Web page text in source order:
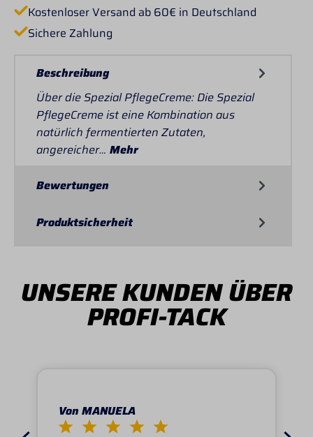
Kostenloser Versand ab 60€ in Deutschland
Sichere Zahlung
Beschreibung
Über die Spezial PflegeCreme: Die Spezial
PflegeCreme ist eine Kombination aus
natürlich fermentierten Zutaten,
angereicher… Mehr
Bewertungen
Produktsicherheit
UNSERE KUNDEN ÜBER
PROFI-TACK
Von MANUELA